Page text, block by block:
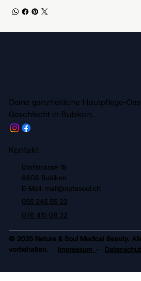
Deine ganzheitliche Hautpflege-
Geschlecht in Bubikon.
Kontakt
Dorfstrasse 18
8608 Bubikon
E-Mail: mail@natasoul.ch
055 245 55 22
076 415 08 22
© 2025 Nature & Soul Medical Beauty.
vorbehalten. Impressum -